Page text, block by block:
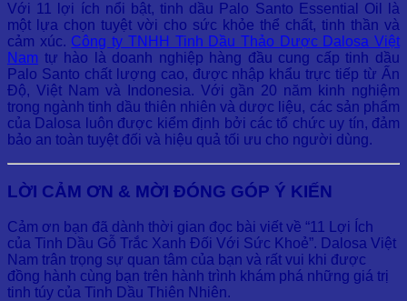
Với 11 lợi ích nổi bật, tinh dầu Palo Santo Essential Oil là
một lựa chọn tuyệt vời cho sức khỏe thể chất, tinh thần và
cảm xúc. Công ty TNHH Tinh Dầu Thảo Dược Dalosa Việt
Nam tự hào là doanh nghiệp hàng đầu cung cấp tinh dầu
Palo Santo chất lượng cao, được nhập khẩu trực tiếp từ Ấn
Độ, Việt Nam và Indonesia. Với gần 20 năm kinh nghiệm
trong ngành tinh dầu thiên nhiên và dược liệu, các sản phẩm
của Dalosa luôn được kiểm định bởi các tổ chức uy tín, đảm
bảo an toàn tuyệt đối và hiệu quả tối ưu cho người dùng.
LỜI CẢM ƠN & MỜI ĐÓNG GÓP Ý KIẾN
Cảm ơn bạn đã dành thời gian đọc bài viết về “11 Lợi Ích
của Tinh Dầu Gỗ Trắc Xanh Đối Với Sức Khoẻ”. Dalosa Việt
Nam trân trọng sự quan tâm của bạn và rất vui khi được
đồng hành cùng bạn trên hành trình khám phá những giá trị
tinh túy của Tinh Dầu Thiên Nhiên.